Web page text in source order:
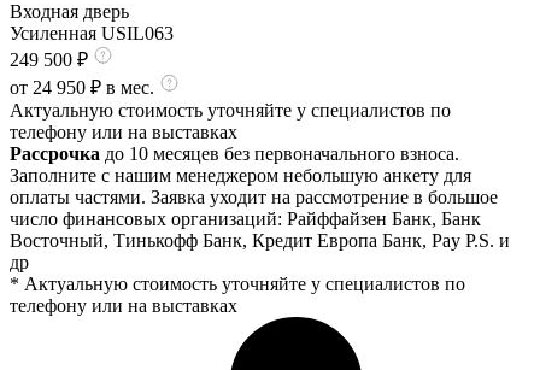
Входная дверь
Усиленная USIL063
249 500 ₽
от 24 950 ₽ в мес.
Актуальную стоимость уточняйте у специалистов по
телефону или на выставках
Рассрочка до 10 месяцев без первоначального взноса.
Заполните с нашим менеджером небольшую анкету для
оплаты частями. Заявка уходит на рассмотрение в большое
число финансовых организаций: Райффайзен Банк, Банк
Восточный, Тинькофф Банк, Кредит Европа Банк, Pay P.S. и
др
* Актуальную стоимость уточняйте у специалистов по
телефону или на выставках